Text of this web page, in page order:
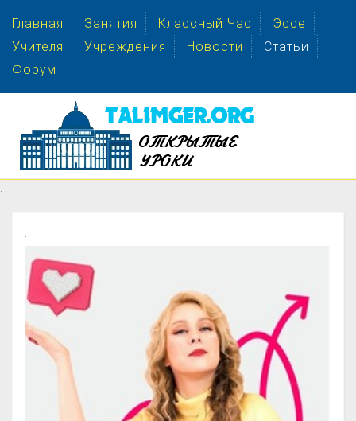
Главная Занятия Классный Час
Эссе
Учителя
Учреждения Новости
Статьи
Форум
.
.
. .